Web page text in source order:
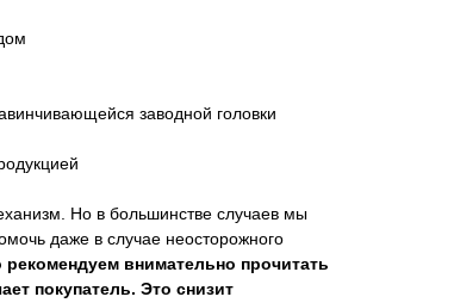
заводной головки
Но в большинстве случаев мы
даже в случае неосторожного
внимательно прочитать
покупатель. Это снизит